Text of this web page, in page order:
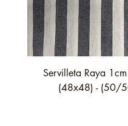
Servilleta Raya
(48x48) - (50/